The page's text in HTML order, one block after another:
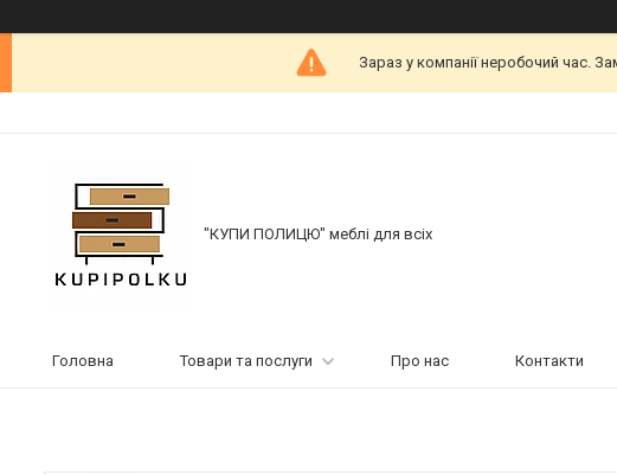
Зараз у компанії неробочий час.
"КУПИ ПОЛИЦЮ" меблі для всіх
Головна Товари та послуги Про нас Контакти